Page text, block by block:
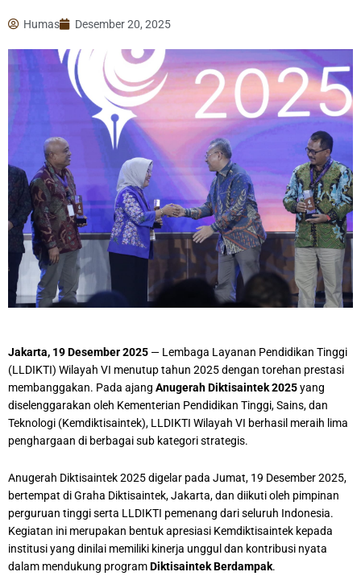
Humas Desember 20, 2025
Jakarta, 19 Desember 2025 — Lembaga Layanan Pendidikan Tinggi
(LLDIKTI) Wilayah VI menutup tahun 2025 dengan torehan prestasi
membanggakan. Pada ajang Anugerah Diktisaintek 2025yang
diselenggarakan oleh Kementerian Pendidikan Tinggi, Sains, dan
Teknologi (Kemdiktisaintek), LLDIKTI Wilayah VI berhasil meraih lima
penghargaan di berbagai sub kategori strategis.
Anugerah Diktisaintek 2025 digelar pada Jumat, 19 Desember 2025,
bertempat di Graha Diktisaintek, Jakarta, dan diikuti oleh pimpinan
perguruan tinggi serta LLDIKTI pemenang dari seluruh Indonesia.
Kegiatan ini merupakan bentuk apresiasi Kemdiktisaintek kepada
institusi yang dinilai memiliki kinerja unggul dan kontribusi nyata
dalam mendukung programDiktisaintek Berdampak.